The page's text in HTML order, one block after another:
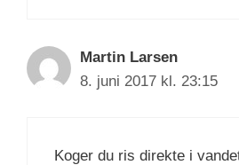
Martin Larsen
8. juni 2017 kl. 23:15
Koger du ris direkte i